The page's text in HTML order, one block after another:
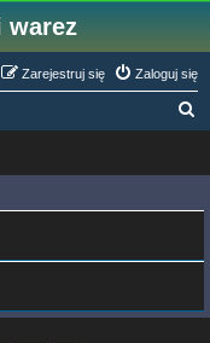
warez
Zaloguj się
Zarejestruj się